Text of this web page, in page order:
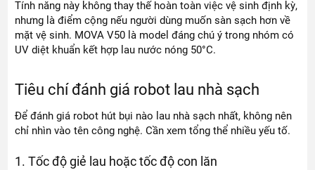
Tính năng này không thay thế hoàn toàn việc vệ sinh định kỳ,
nhưng là điểm cộng nếu người dùng muốn sàn sạch hơn về
mặt vệ sinh. MOVA V50 là model đáng chú ý trong nhóm có
UV diệt khuẩn kết hợp lau nước nóng 50°C.
Tiêu chí đánh giá robot lau nhà sạch
Để đánh giá robot hút bụi nào lau nhà sạch nhất, không nên
chỉ nhìn vào tên công nghệ. Cần xem tổng thể nhiều yếu tố.
1. Tốc độ giẻ lau hoặc tốc độ con lăn